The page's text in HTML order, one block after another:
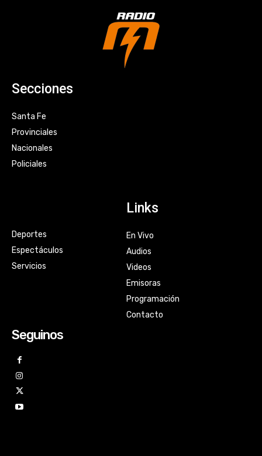
Secciones
Santa Fe
Provinciales
Nacionales
Policiales
Deportes
Espectáculos
Servicios
Links
En Vivo
Audios
Videos
Emisoras
Programación
Contacto
Seguinos